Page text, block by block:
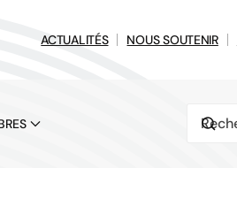
ACTUALITÉS NOUS SOUTENIR